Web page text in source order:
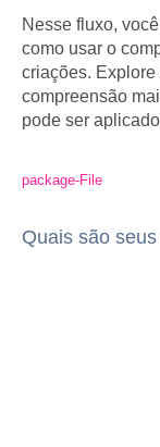
Nesse fluxo,
como usar o
criações. Explore
compreensão
pode ser
package-File
Quais são